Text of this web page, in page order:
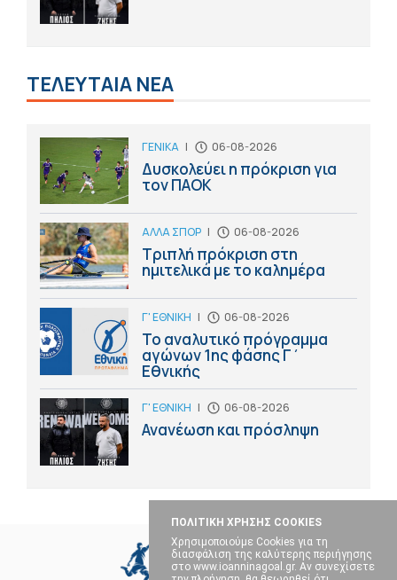
ΠΟΛΙΤΙΚΗ ΧΡΗΣΗΣ COOKIES
Χρησιμοποιούμε Cookies για τη
διασφάλιση της καλύτερης περιήγησης
στο www.ioanninagoal.gr. Αν συνεχίσετε
ΤΕΛΕΥΤΑΙΑ ΝΕΑ
ΓΕΝΙΚΑ | 06-08-2026
Δυσκολεύει η πρόκριση για
τον ΠΑΟΚ
ΑΛΛΑ ΣΠΟΡ | 06-08-2026
Τριπλή πρόκριση στη
ημιτελικά με το καλημέρα
Γ' ΕΘΝΙΚΗ | 06-08-2026
Το αναλυτικό πρόγραμμα
αγώνων 1ης φάσης Γ΄
Εθνικής
Γ' ΕΘΝΙΚΗ | 06-08-2026
Ανανέωση και πρόσληψη